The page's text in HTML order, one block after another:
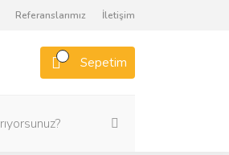
Referanslarımız İletişim
Sepetim